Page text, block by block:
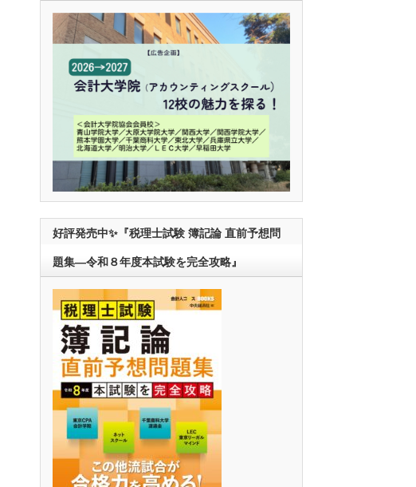
好評発売中✨『税理士試験 簿記論 直前予想問
題集―令和８年度本試験を完全攻略』